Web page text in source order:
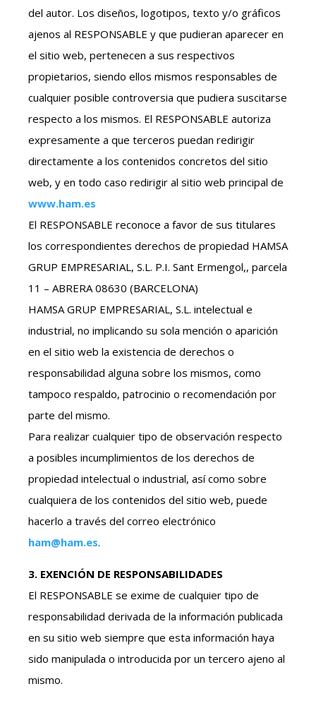
del autor. Los diseños, logotipos, texto y/o gráficos
ajenos al RESPONSABLE y que pudieran aparecer en
el sitio web, pertenecen a sus respectivos
propietarios, siendo ellos mismos responsables de
cualquier posible controversia que pudiera suscitarse
respecto a los mismos. El RESPONSABLE autoriza
expresamente a que terceros puedan redirigir
directamente a los contenidos concretos del sitio
web, y en todo caso redirigir al sitio web principal de
www.ham.es
El RESPONSABLE reconoce a favor de sus titulares
los correspondientes derechos de propiedad HAMSA
GRUP EMPRESARIAL, S.L. P.I. Sant Ermengol,, parcela
11 – ABRERA 08630 (BARCELONA)
HAMSA GRUP EMPRESARIAL, S.L. intelectual e
industrial, no implicando su sola mención o aparición
en el sitio web la existencia de derechos o
responsabilidad alguna sobre los mismos, como
tampoco respaldo, patrocinio o recomendación por
parte del mismo.
Para realizar cualquier tipo de observación respecto
a posibles incumplimientos de los derechos de
propiedad intelectual o industrial, así como sobre
cualquiera de los contenidos del sitio web, puede
hacerlo a través del correo electrónico
ham@ham.es.
3. EXENCIÓN DE RESPONSABILIDADES
El RESPONSABLE se exime de cualquier tipo de
responsabilidad derivada de la información publicada
en su sitio web siempre que esta información haya
sido manipulada o introducida por un tercero ajeno al
mismo.